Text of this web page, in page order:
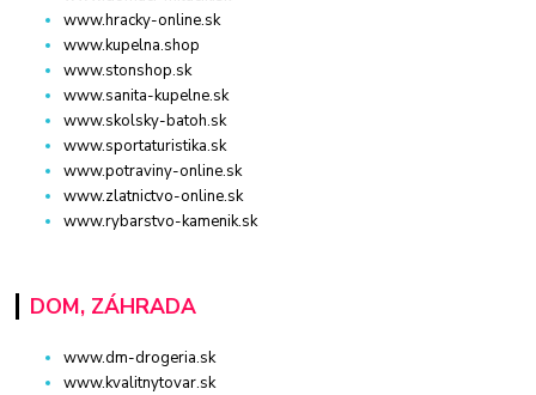
www.hracky-online.sk
www.kupelna.shop
www.stonshop.sk
www.sanita-kupelne.sk
www.skolsky-batoh.sk
www.sportaturistika.sk
www.potraviny-online.sk
www.zlatnictvo-online.sk
www.rybarstvo-kamenik.sk
DOM, ZÁHRADA
www.dm-drogeria.sk
www.kvalitnytovar.sk